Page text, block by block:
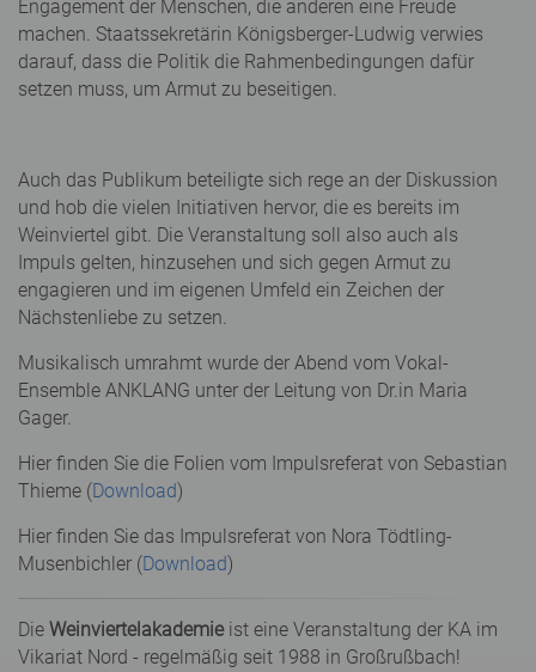
Engagement der Menschen, die anderen eine Freude
machen. Staatssekretärin Königsberger-Ludwig verwies
darauf, dass die Politik die Rahmenbedingungen dafür
setzen muss, um Armut zu beseitigen.
Auch das Publikum beteiligte sich rege an der Diskussion
und hob die vielen Initiativen hervor, die es bereits im
Weinviertel gibt. Die Veranstaltung soll also auch als
Impuls gelten, hinzusehen und sich gegen Armut zu
engagieren und im eigenen Umfeld ein Zeichen der
Nächstenliebe zu setzen.
Musikalisch umrahmt wurde der Abend vom Vokal-
Ensemble ANKLANG unter der Leitung von Dr.in Maria
Gager.
Hier finden Sie die Folien vom Impulsreferat von Sebastian
Thieme (Download)
Hier finden Sie das Impulsreferat von Nora Tödtling-
Musenbichler (Download)
Die Weinviertelakademieist eine Veranstaltung der KA im
Vikariat Nord - regelmäßig seit 1988 in Großrußbach!